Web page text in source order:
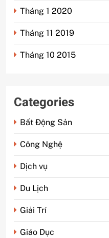
Tháng 1 2020
Tháng 11 2019
Tháng 10 2015
Categories
Bất Động Sản
Công Nghệ
Dịch vụ
Du Lịch
Giải Trí
Giáo Dục